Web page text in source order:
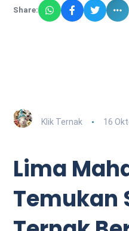
Share:
Klik Ternak 16
Lima
Temukan